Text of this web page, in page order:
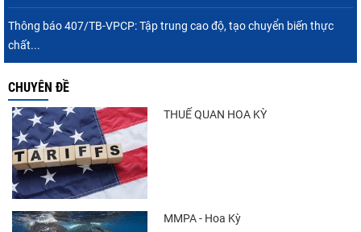
Thông báo 407/TB-VPCP: Tập trung cao độ, tạo chuyển biến thực
chất...
CHUYÊN ĐỀ
THUẾ QUAN HOA KỲ
MMPA - Hoa Kỳ